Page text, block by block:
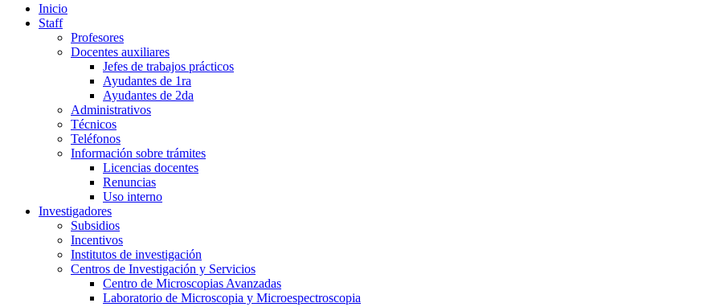
Inicio
Staff
Profesores
Docentes auxiliares
Jefes de trabajos prácticos
Ayudantes de 1ra
Ayudantes de 2da
Administrativos
Técnicos
Teléfonos
Información sobre trámites
Licencias docentes
Renuncias
Uso interno
Investigadores
Subsidios
Incentivos
Institutos de investigación
Centros de Investigación y Servicios
Centro de Microscopias Avanzadas
Laboratorio de Microscopia y Microespectroscopia